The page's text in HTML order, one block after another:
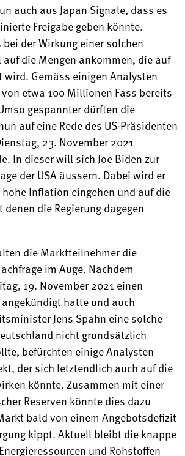
auch aus Japan Signale, dass es
Freigabe geben könnte.
der Wirkung einer solchen
die Mengen ankommen, die auf
Gemäss einigen Analysten
etwa 100 Millionen Fass bereits
gespannter dürften die
auf eine Rede des US-Präsidenten
23. November 2021
In dieser will sich Joe Biden zur
der USA äussern. Dabei wird er
Inflation eingehen und auf die
die Regierung dagegen
die Marktteilnehmer die
im Auge. Nachdem
19. November 2021 einen
hatte und auch
Jens Spahn eine solche
nicht grundsätzlich
befürchten einige Analysten
der sich letztendlich auch auf die
könnte. Zusammen mit einer
Reserven könnte dies dazu
bald von einem Angebotsdefizit
kippt. Aktuell bleibt die knappe
und Rohstoffen